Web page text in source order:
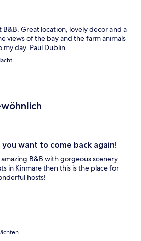
B&B. Great location, lovely decor and a
views of the bay and the farm animals
day. Paul Dublin
you want to come back again!
B&B with gorgeous scenery
in Kinmare then this is the place for
hosts!